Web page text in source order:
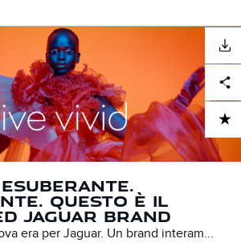
GERMANY (DEUTSCH)
FRANCE (FRANÇAIS)
SPAIN (ESPAÑOL)
ITALY (ITALIANO)
ADD TO CART
LinkedInShare
QUESTO È IL
JAGUAR BRAND
era per Jaguar. Un brand interam...